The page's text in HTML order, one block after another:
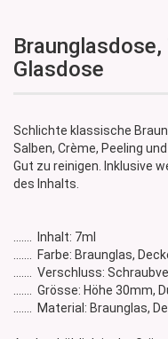
Glasdose
Schlichte klassische
Salben, Crème, Peeling
Gut zu reinigen. Inklusive
des Inhalts.
....... Inhalt: 7ml
....... Farbe: Braunglas,
....... Verschluss:
....... Grösse: Höhe 30mm,
....... Material: Braunglas,